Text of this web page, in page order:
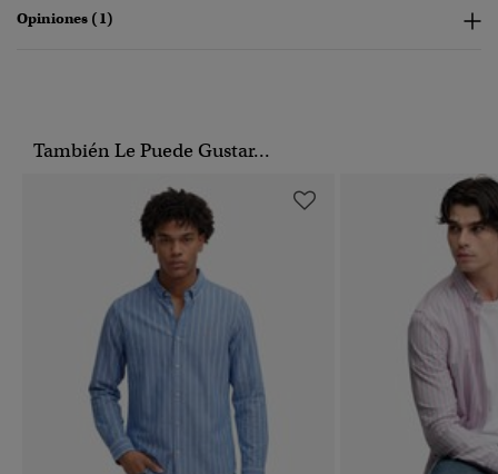
Opiniones (1)
También Le Puede Gustar...